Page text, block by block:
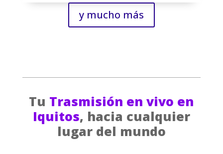
y mucho más
Tu Trasmisión en vivo en
Iquitos, hacia cualquier
lugar del mundo